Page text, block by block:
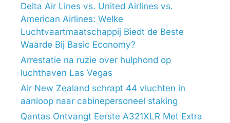
Delta Air Lines vs. United Airlines vs.
American Airlines: Welke
Luchtvaartmaatschappij Biedt de Beste
Waarde Bij Basic Economy?
Arrestatie na ruzie over hulphond op
luchthaven Las Vegas
Air New Zealand schrapt 44 vluchten in
aanloop naar cabinepersoneel staking
Qantas Ontvangt Eerste A321XLR Met Extra